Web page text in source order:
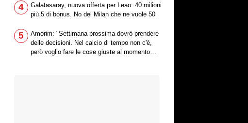
4
Galatasaray, nuova offerta per Leao: 40 milioni
più 5 di bonus. No del Milan che ne vuole 50
5
Amorim: "Settimana prossima dovrò prendere
delle decisioni. Nel calcio di tempo non c'è,
però voglio fare le cose giuste al momento